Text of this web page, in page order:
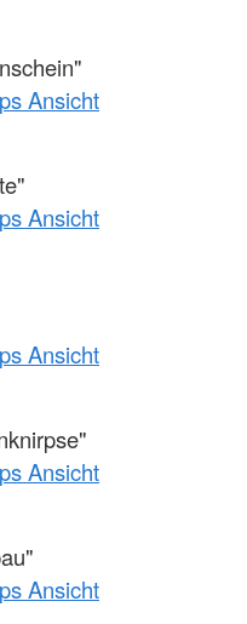
Ansicht
Ansicht
Ansicht
Ansicht
Ansicht